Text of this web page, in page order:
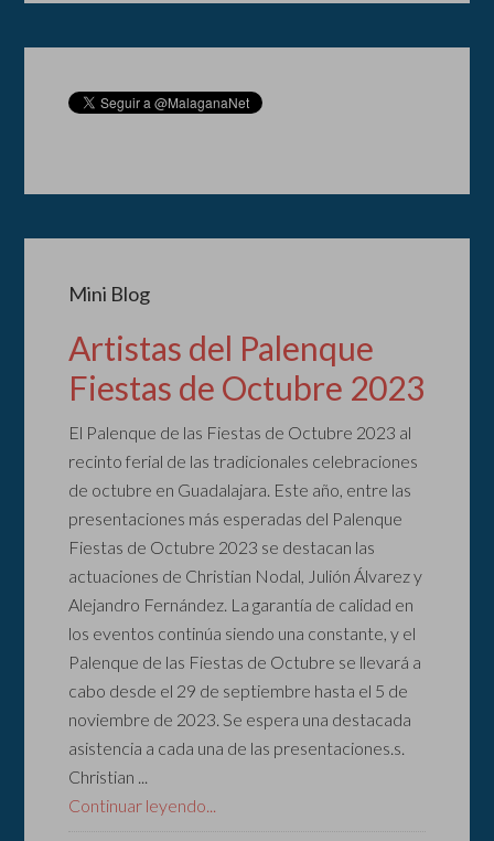
Mini Blog
Artistas del Palenque
Fiestas de Octubre 2023
El Palenque de las Fiestas de Octubre 2023 al
recinto ferial de las tradicionales celebraciones
de octubre en Guadalajara. Este año, entre las
presentaciones más esperadas del Palenque
Fiestas de Octubre 2023 se destacan las
actuaciones de Christian Nodal, Julión Álvarez y
Alejandro Fernández. La garantía de calidad en
los eventos continúa siendo una constante, y el
Palenque de las Fiestas de Octubre se llevará a
cabo desde el 29 de septiembre hasta el 5 de
noviembre de 2023. Se espera una destacada
asistencia a cada una de las presentaciones.s.
Christian ...
Continuar leyendo...